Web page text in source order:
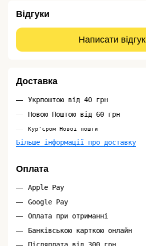
Відгуки
Написати відгук
Доставка
Укрпоштою від 40 грн
Новою Поштою від 60 грн
Кур'єром Нової пошти
Більше інформації про доставку
Оплата
Apple Pay
Google Pay
Оплата при отриманні
Банківською карткою онлайн